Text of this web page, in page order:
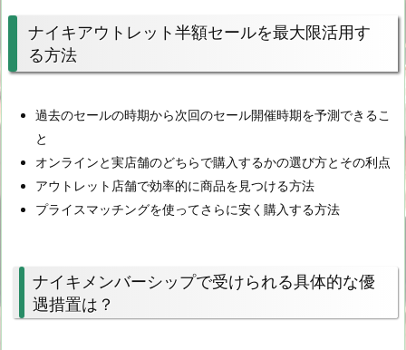
ナイキアウトレット半額セールを最大限活用す
る方法
過去のセールの時期から次回のセール開催時期を予測できるこ
と
オンラインと実店舗のどちらで購入するかの選び方とその利点
アウトレット店舗で効率的に商品を見つける方法
プライスマッチングを使ってさらに安く購入する方法
ナイキメンバーシップで受けられる具体的な優
遇措置は？